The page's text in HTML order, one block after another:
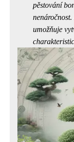
pěstování
umožňuje